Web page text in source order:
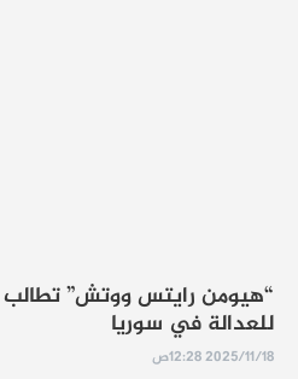
“هيومن رايتس ووتش”
للعدالة في سوريا
2025/11/18 12:28ص